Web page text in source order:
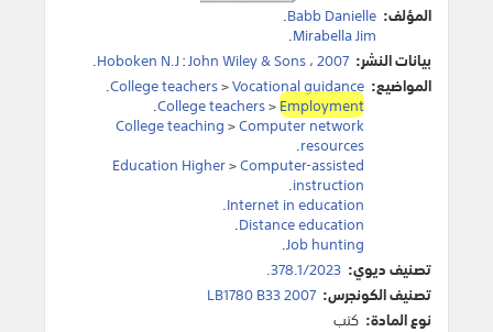
المؤلف: Babb Danielle
.
Mirabella Jim
.
بيانات النشر:
Hoboken N.J:John Wiley & Sons،2007
.
المواضيع:
College teachers>Vocational guidance
.
College teachers>Employment
.
College teaching>Computer network
resources
.
Education Higher>Computer-assisted
instruction
.
Internet in education
.
Distance education
.
Job hunting
.
تصنيف ديوي: 378.1/2023.
تصنيف الكونجرس: LB1780 B33 2007
نوع المادة: كتب